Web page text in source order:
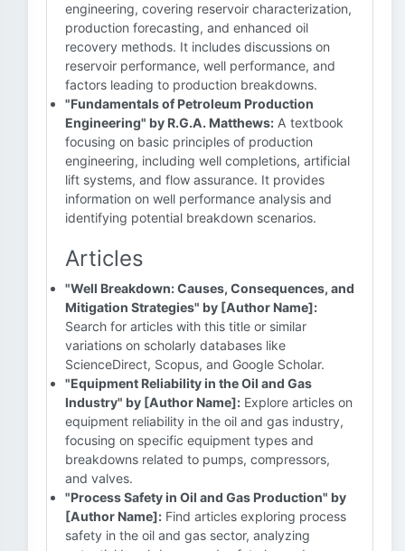
engineering, covering reservoir characterization,
production forecasting, and enhanced oil
recovery methods. It includes discussions on
reservoir performance, well performance, and
factors leading to production breakdowns.
"Fundamentals of Petroleum Production
Engineering" by R.G.A. Matthews: A textbook
focusing on basic principles of production
engineering, including well completions, artificial
lift systems, and flow assurance. It provides
information on well performance analysis and
identifying potential breakdown scenarios.
Articles
"Well Breakdown: Causes, Consequences, and
Mitigation Strategies" by [Author Name]:
Search for articles with this title or similar
variations on scholarly databases like
ScienceDirect, Scopus, and Google Scholar.
"Equipment Reliability in the Oil and Gas
Industry" by [Author Name]: Explore articles on
equipment reliability in the oil and gas industry,
focusing on specific equipment types and
breakdowns related to pumps, compressors,
and valves.
"Process Safety in Oil and Gas Production" by
[Author Name]: Find articles exploring process
safety in the oil and gas sector, analyzing